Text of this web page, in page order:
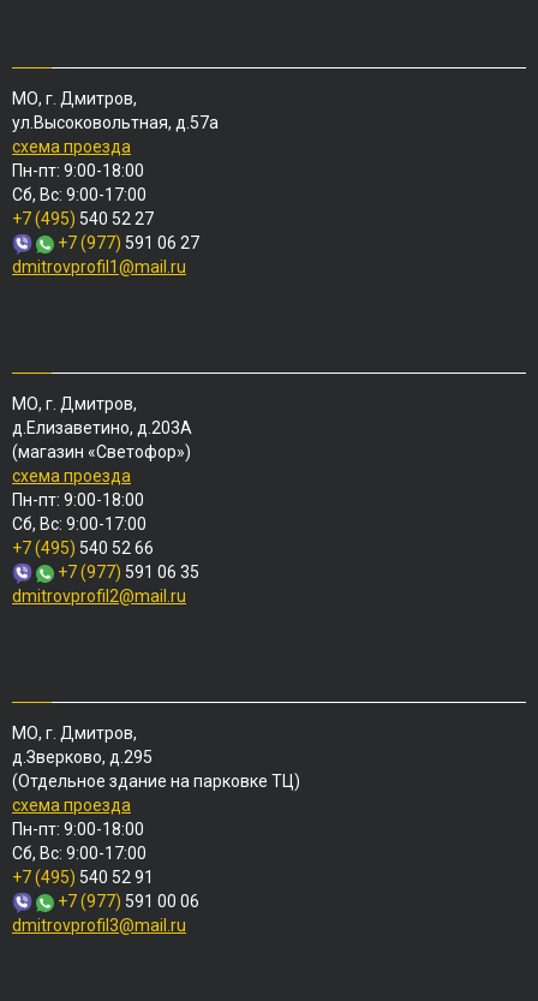
МО, г. Дмитров,
ул.Высоковольтная, д.57а
схема проезда
Пн-пт: 9:00-18:00
Сб, Вс: 9:00-17:00
+7 (495) 540 52 27
+7 (977) 591 06 27
dmitrovprofil1@mail.ru
МО, г. Дмитров,
д.Елизаветино, д.203А
(магазин «Светофор»)
схема проезда
Пн-пт: 9:00-18:00
Сб, Вс: 9:00-17:00
+7 (495) 540 52 66
+7 (977) 591 06 35
dmitrovprofil2@mail.ru
МО, г. Дмитров,
д.Зверково, д.295
(Отдельное здание на парковке ТЦ)
схема проезда
Пн-пт: 9:00-18:00
Сб, Вс: 9:00-17:00
+7 (495) 540 52 91
+7 (977) 591 00 06
dmitrovprofil3@mail.ru